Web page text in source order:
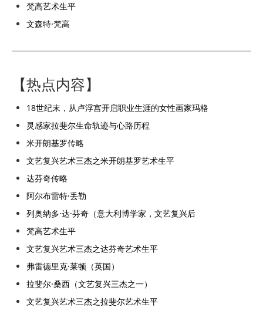
梵高艺术生平
文森特·梵高
【热点内容】
18世纪末，从卢浮宫开启职业生涯的女性画家玛格
灵感家拉斐尔生命轨迹与心路历程
米开朗基罗传略
文艺复兴艺术三杰之米开朗基罗艺术生平
达芬奇传略
阿尔布雷特·丢勒
列奥纳多·达·芬奇（意大利博学家，文艺复兴后
梵高艺术生平
文艺复兴艺术三杰之达芬奇艺术生平
弗雷德里克·莱顿（英国）
拉斐尔·桑西（文艺复兴三杰之一）
文艺复兴艺术三杰之拉斐尔艺术生平